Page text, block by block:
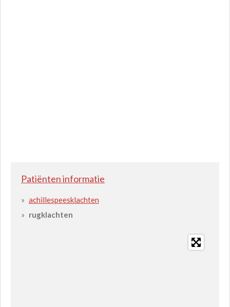
Patiënten informatie
achillespeesklachten
rugklachten